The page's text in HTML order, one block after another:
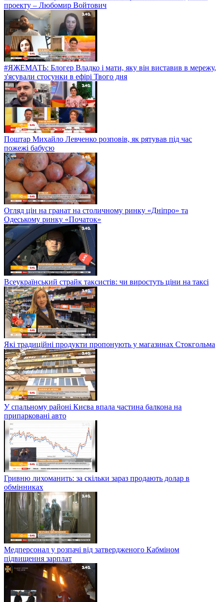
проекту – Любомир Войтович
#ЯЖЕМАТЬ: Блогер Владко і мати, яку він виставив в мережу,
з'ясували стосунки в ефірі Твого дня
Поштар Михайло Левченко розповів, як рятував під час
пожежі бабусю
Огляд цін на гранат на столичному ринку «Дніпро» та
Одеському ринку «Початок»
Всеукраїнський страйк таксистів: чи виростуть ціни на таксі
Які традиційні продукти пропонують у магазинах Стокгольма
У спальному районі Києва впала частина балкона на
припарковані авто
Гривню лихоманить: за скільки зараз продають долар в
обмінниках
Медперсонал у розпачі від затвердженого Кабміном
підвищення зарплат